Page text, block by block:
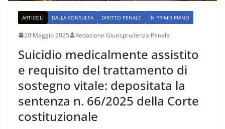
ARTICOLI DALLA CONSULTA DIRITTO PENALE IN PRIMO PIANO
20 Maggio 2025 Redazione Giurisprudenza Penale
Suicidio medicalmente assistito
e requisito del trattamento di
sostegno vitale: depositata la
sentenza n. 66/2025 della Corte
costituzionale